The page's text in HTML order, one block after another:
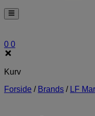
0 0
Kurv
Forside / Brands / LF